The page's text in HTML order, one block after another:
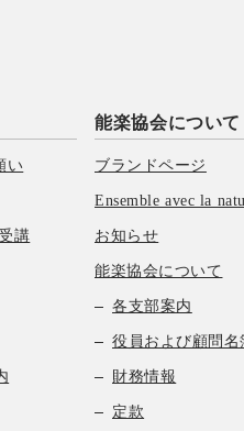
い
講
能楽協会について
ブランドページ
Ensemble avec la
お知らせ
能楽協会について
各支部案内
役員および顧問名
財務情報
定款